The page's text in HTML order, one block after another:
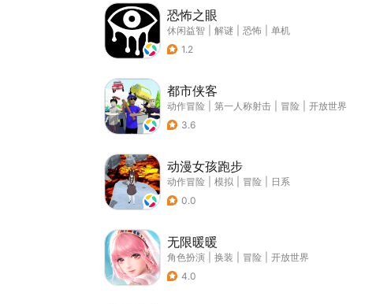
恐怖之眼
休闲益智 解谜 恐怖
单机
1.2
都市侠客
动作冒险 第一人称射击 冒险
开放世界
3.6
动漫女孩跑步
动作冒险 模拟 冒险
日系
0.0
无限暖暖
角色扮演 换装 冒险
开放世界
4.0